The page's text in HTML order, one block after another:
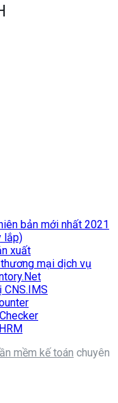
bản mới nhất 2021
lắp)
xuất
mại dịch vụ
CNS.IMS
mềm kế toán chuyên